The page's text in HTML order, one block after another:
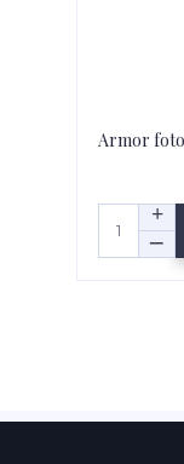
Armor